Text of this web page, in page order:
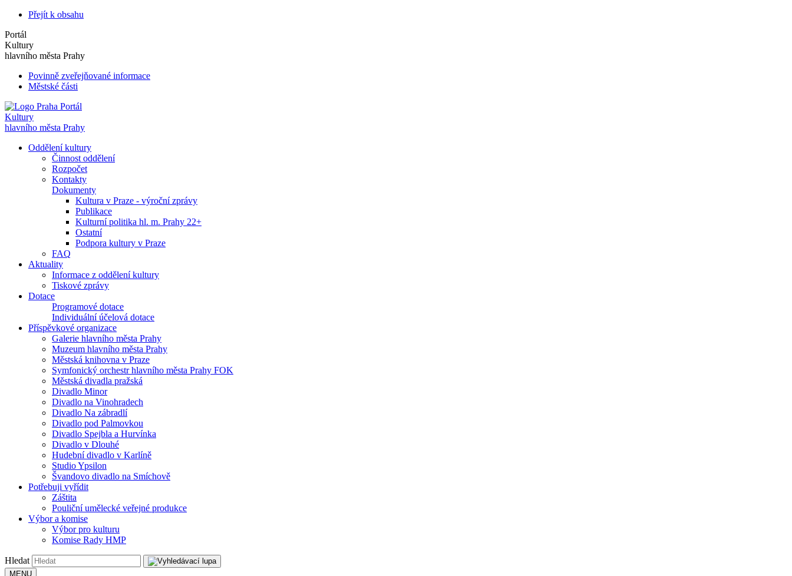
Přejít k obsahu
Portál
Kultury
hlavního města Prahy
Povinně zveřejňované informace
Městské části
Portál
Kultury
hlavního města Prahy
Oddělení kultury
Činnost oddělení
Rozpočet
Kontakty
Dokumenty
Kultura v Praze - výroční zprávy
Publikace
Kulturní politika hl. m. Prahy 22+
Ostatní
Podpora kultury v Praze
FAQ
Aktuality
Informace z oddělení kultury
Tiskové zprávy
Dotace
Programové dotace
Individuální účelová dotace
Příspěvkové organizace
Galerie hlavního města Prahy
Muzeum hlavního města Prahy
Městská knihovna v Praze
Symfonický orchestr hlavního města Prahy FOK
Městská divadla pražská
Divadlo Minor
Divadlo na Vinohradech
Divadlo Na zábradlí
Divadlo pod Palmovkou
Divadlo Spejbla a Hurvínka
Divadlo v Dlouhé
Hudební divadlo v Karlíně
Studio Ypsilon
Švandovo divadlo na Smíchově
Potřebuji vyřídit
Záštita
Pouliční umělecké veřejné produkce
Výbor a komise
Výbor pro kulturu
Komise Rady HMP
Hledat
MENU